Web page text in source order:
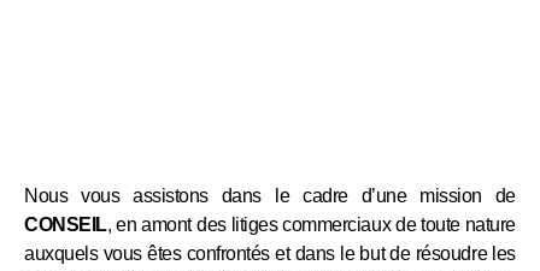
Nous vous assistons dans le cadre d’une mission de
CONSEIL, en amont des litiges commerciaux de toute nature
auxquels vous êtes confrontés et dans le but de résoudre les